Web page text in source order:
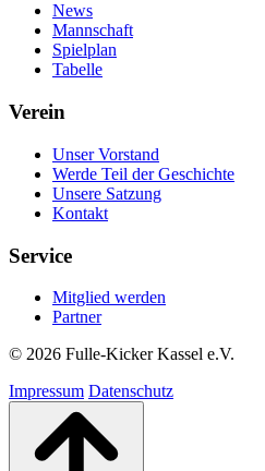
News
Mannschaft
Spielplan
Tabelle
Verein
Unser Vorstand
Werde Teil der Geschichte
Unsere Satzung
Kontakt
Service
Mitglied werden
Partner
© 2026 Fulle-Kicker Kassel e.V.
Impressum Datenschutz